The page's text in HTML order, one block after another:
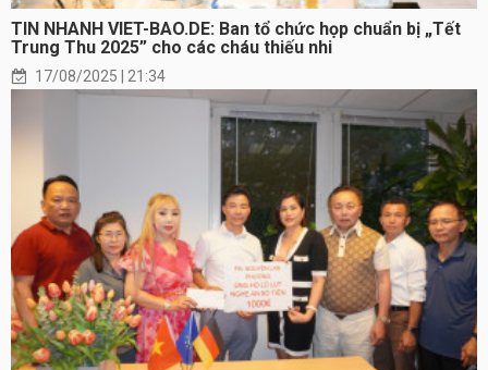
TIN NHANH VIET-BAO.DE: Ban tổ chức họp chuẩn bị „Tết
Trung Thu 2025” cho các cháu thiếu nhi
17/08/2025 | 21:34